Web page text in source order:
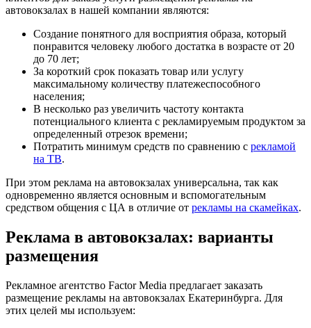
автовокзалах в нашей компании являются:
Создание понятного для восприятия образа, который
понравится человеку любого достатка в возрасте от 20
до 70 лет;
За короткий срок показать товар или услугу
максимальному количеству платежеспособного
населения;
В несколько раз увеличить частоту контакта
потенциального клиента с рекламируемым продуктом за
определенный отрезок времени;
Потратить минимум средств по сравнению с рекламой
на ТВ.
При этом реклама на автовокзалах универсальна, так как
одновременно является основным и вспомогательным
средством общения с ЦА в отличие от рекламы на скамейках.
Реклама в автовокзалах: варианты
размещения
Рекламное агентство Factor Media предлагает заказать
размещение рекламы на автовокзалах Екатеринбурга. Для
этих целей мы используем: